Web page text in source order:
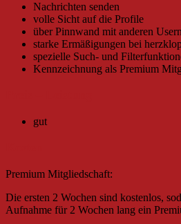
Nachrichten senden
volle Sicht auf die Profile
über Pinnwand mit anderen
starke Ermäßigungen bei
spezielle Such- und
Kennzeichnung als Premium
gut
Premium Mitgliedschaft:
Die ersten 2 Wochen sind kostenlos,
Aufnahme für 2 Wochen lang ein